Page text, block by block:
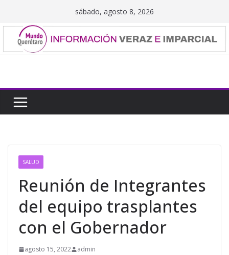
contenido
sábado, agosto 8, 2026
SALUD
Reunión de Integrantes
del equipo trasplantes
con el Gobernador
agosto 15, 2022 admin